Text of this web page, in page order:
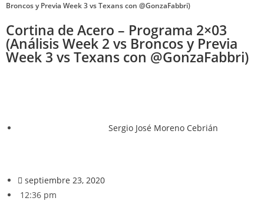
Broncos y Previa Week 3 vs Texans con @GonzaFabbri)
Cortina de Acero – Programa 2×03
(Análisis Week 2 vs Broncos y Previa
Week 3 vs Texans con @GonzaFabbri)
Sergio José Moreno Cebrián
septiembre 23, 2020
12:36 pm